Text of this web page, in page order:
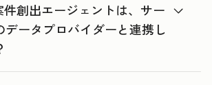
創出エージェントは、サー
データプロバイダーと連携し